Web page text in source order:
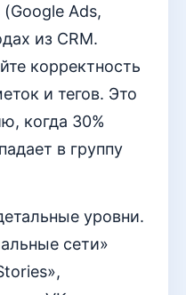
Ads,
из CRM.
корректность
и тегов. Это
когда 30%
в группу
уровни.
сети»